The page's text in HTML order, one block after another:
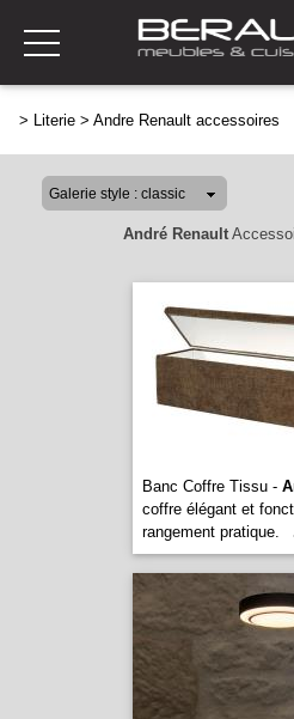
> Literie > Andre Renault accessoires
André Renault
Banc Coffre Tissu -
coffre élégant et
rangement pratique.